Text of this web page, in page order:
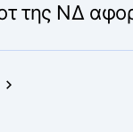
της ΝΔ